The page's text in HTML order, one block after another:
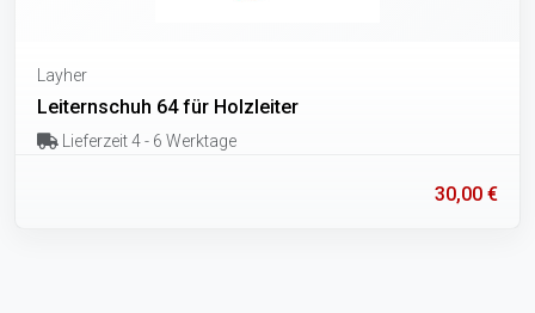
Layher
Leiternschuh 64 für Holzleiter
Lieferzeit 4 - 6 Werktage
30,00 €